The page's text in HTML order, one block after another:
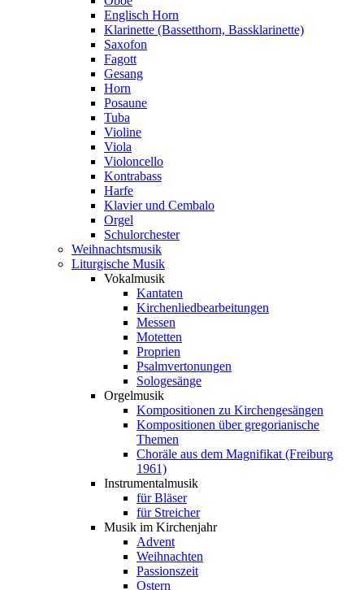
Englisch Horn
Klarinette (Bassetthorn, Bassklarinette)
Saxofon
Fagott
Gesang
Horn
Posaune
Tuba
Violine
Viola
Violoncello
Kontrabass
Harfe
Klavier und Cembalo
Orgel
Schulorchester
Weihnachtsmusik
Liturgische Musik
Vokalmusik
Kantaten
Kirchenliedbearbeitungen
Messen
Motetten
Proprien
Psalmvertonungen
Sologesänge
Orgelmusik
Kompositionen zu Kirchengesängen
Kompositionen über gregorianische
Themen
Choräle aus dem Magnifikat (Freiburg
1961)
Instrumentalmusik
für Bläser
für Streicher
Musik im Kirchenjahr
Advent
Weihnachten
Passionszeit
Ostern